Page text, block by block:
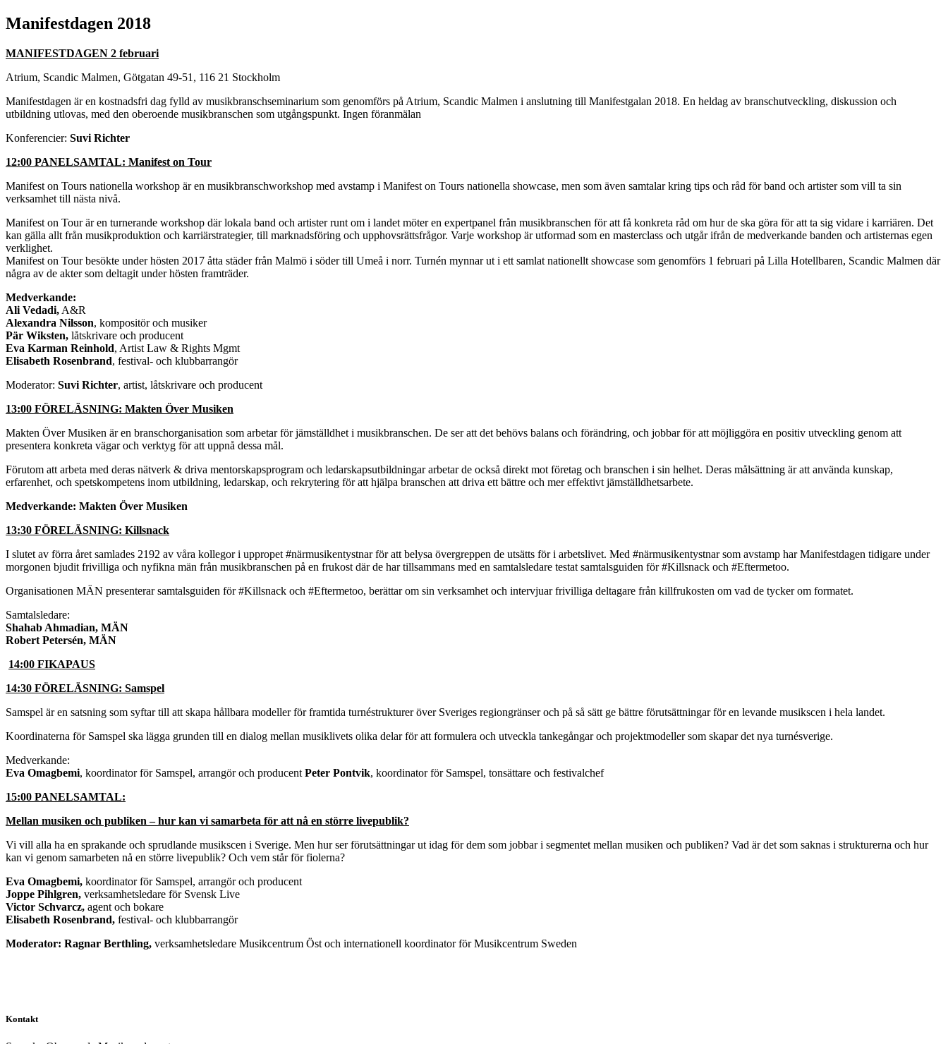
Manifestdagen 2018
MANIFESTDAGEN 2 februari
Atrium, Scandic Malmen, Götgatan 49-51, 116 21 Stockholm
Manifestdagen är en kostnadsfri dag fylld av musikbranschseminarium som genomförs på Atrium, Scandic Malmen i anslutning till Manifestgalan 2018. En heldag av branschutveckling, diskussion och
utbildning utlovas, med den oberoende musikbranschen som utgångspunkt. Ingen föranmälan
Konferencier: Suvi Richter
12:00 PANELSAMTAL: Manifest on Tour
Manifest on Tours nationella workshop är en musikbranschworkshop med avstamp i Manifest on Tours nationella showcase, men som även samtalar kring tips och råd för band och artister som vill ta sin
verksamhet till nästa nivå.
Manifest on Tour är en turnerande workshop där lokala band och artister runt om i landet möter en expertpanel från musikbranschen för att få konkreta råd om hur de ska göra för att ta sig vidare i karriären. Det
kan gälla allt från musikproduktion och karriärstrategier, till marknadsföring och upphovsrättsfrågor. Varje workshop är utformad som en masterclass och utgår ifrån de medverkande banden och artisternas egen
verklighet.
Manifest on Tour besökte under hösten 2017 åtta städer från Malmö i söder till Umeå i norr. Turnén mynnar ut i ett samlat nationellt showcase som genomförs 1 februari på Lilla Hotellbaren, Scandic Malmen där
några av de akter som deltagit under hösten framträder.
Medverkande:
Ali Vedadi, A&R
Alexandra Nilsson, kompositör och musiker
Pär Wiksten, låtskrivare och producent
Eva Karman Reinhold, Artist Law & Rights Mgmt
Elisabeth Rosenbrand, festival- och klubbarrangör
Moderator: Suvi Richter, artist, låtskrivare och producent
13:00 FÖRELÄSNING: Makten Över Musiken
Makten Över Musiken är en branschorganisation som arbetar för jämställdhet i musikbranschen. De ser att det behövs balans och förändring, och jobbar för att möjliggöra en positiv utveckling genom att
presentera konkreta vägar och verktyg för att uppnå dessa mål.
Förutom att arbeta med deras nätverk & driva mentorskapsprogram och ledarskapsutbildningar arbetar de också direkt mot företag och branschen i sin helhet. Deras målsättning är att använda kunskap,
erfarenhet, och spetskompetens inom utbildning, ledarskap, och rekrytering för att hjälpa branschen att driva ett bättre och mer effektivt jämställdhetsarbete.
Medverkande: Makten Över Musiken
13:30 FÖRELÄSNING: Killsnack
I slutet av förra året samlades 2192 av våra kollegor i uppropet #närmusikentystnar för att belysa övergreppen de utsätts för i arbetslivet. Med #närmusikentystnar som avstamp har Manifestdagen tidigare under
morgonen bjudit frivilliga och nyfikna män från musikbranschen på en frukost där de har tillsammans med en samtalsledare testat samtalsguiden för #Killsnack och #Eftermetoo.
Organisationen MÄN presenterar samtalsguiden för #Killsnack och #Eftermetoo, berättar om sin verksamhet och intervjuar frivilliga deltagare från killfrukosten om vad de tycker om formatet.
Samtalsledare:
Shahab Ahmadian, MÄN
Robert Petersén, MÄN
14:00 FIKAPAUS
14:30 FÖRELÄSNING: Samspel
Samspel är en satsning som syftar till att skapa hållbara modeller för framtida turnéstrukturer över Sveriges regiongränser och på så sätt ge bättre förutsättningar för en levande musikscen i hela landet.
Koordinaterna för Samspel ska lägga grunden till en dialog mellan musiklivets olika delar för att formulera och utveckla tankegångar och projektmodeller som skapar det nya turnésverige.
Medverkande:
Eva Omagbemi, koordinator för Samspel, arrangör och producent Peter Pontvik, koordinator för Samspel, tonsättare och festivalchef
15:00 PANELSAMTAL:
Mellan musiken och publiken– hur kan vi samarbeta för att nå en större livepublik?
Vi vill alla ha en sprakande och sprudlande musikscen i Sverige. Men hur ser förutsättningar ut idag för dem som jobbar i segmentet mellan musiken och publiken? Vad är det som saknas i strukturerna och hur
kan vi genom samarbeten nå en större livepublik? Och vem står för fiolerna?
Eva Omagbemi, koordinator för Samspel, arrangör och producent
Joppe Pihlgren, verksamhetsledare för Svensk Live
Victor Schvarcz, agent och bokare
Elisabeth Rosenbrand, festival- och klubbarrangör
Moderator: Ragnar Berthling, verksamhetsledare Musikcentrum Öst och internationell koordinator för Musikcentrum Sweden
Kontakt